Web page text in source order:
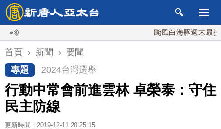
颱風白海豚週末最接近台
首頁 › 新聞 › 要聞
專題
2024台灣選舉
行動中常會前進雲林 卓榮泰：守住
民主防線
更新時間：2019-12-11 20:25:15